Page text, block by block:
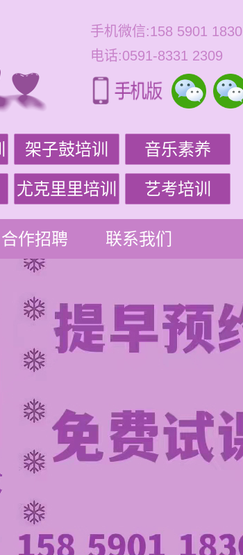
手机微信:158 5901 1830
电话:0591-8331 2309
架子鼓培训 音乐素养
尤克里里培训 艺考培训
合作招聘 联系我们